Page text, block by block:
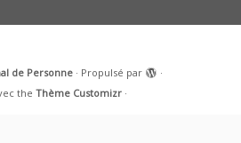
de Personne· Propulsé par
·
theThème Customizr ·